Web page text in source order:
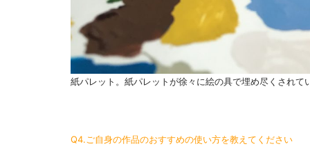
紙パレット。紙パレットが徐々に絵の具で埋め尽くされて
Q4.ご自身の作品のおすすめの使い方を教えてください